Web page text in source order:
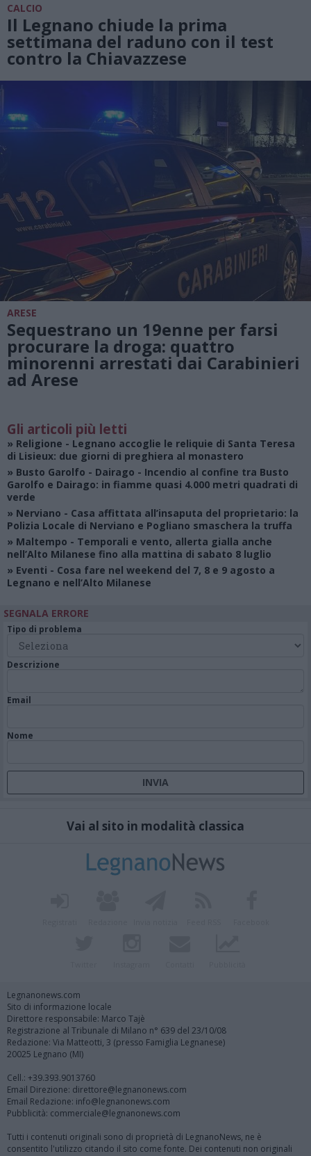
CALCIO
Il Legnano chiude la prima
settimana del raduno con il test
contro la Chiavazzese
ARESE
Sequestrano un 19enne per farsi
procurare la droga: quattro
minorenni arrestati dai Carabinieri
ad Arese
Gli articoli più letti
» Religione - Legnano accoglie le reliquie di Santa Teresa
di Lisieux: due giorni di preghiera al monastero
» Busto Garolfo - Dairago - Incendio al confine tra Busto
Garolfo e Dairago: in fiamme quasi 4.000 metri quadrati di
verde
» Nerviano - Casa affittata all’insaputa del proprietario: la
Polizia Locale di Nerviano e Pogliano smaschera la truffa
» Maltempo - Temporali e vento, allerta gialla anche
nell’Alto Milanese fino alla mattina di sabato 8 luglio
» Eventi - Cosa fare nel weekend del 7, 8 e 9 agosto a
Legnano e nell’Alto Milanese
SEGNALA ERRORE
Tipo di problema
Descrizione
Email
Nome
Vai al sito in modalità classica
Legnanonews.com
Sito di informazione locale
Direttore responsabile: Marco Tajè
Registrazione al Tribunale di Milano n° 639 del 23/10/08
Redazione: Via Matteotti, 3 (presso Famiglia Legnanese)
20025 Legnano (MI)
Cell.: +39.393.9013760
Email Direzione: direttore@legnanonews.com
Email Redazione: info@legnanonews.com
Pubblicità: commerciale@legnanonews.com
Tutti i contenuti originali sono di proprietà di LegnanoNews, ne è
consentito l'utilizzo citando il sito come fonte. Dei contenuti non originali